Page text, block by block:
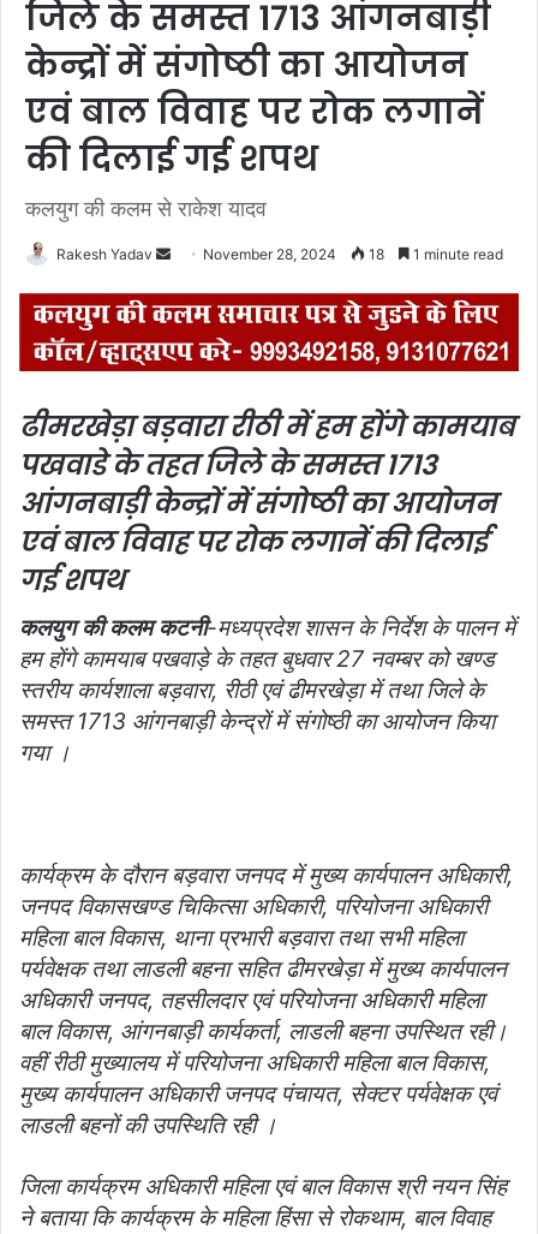
जिले के समस्त 1713 आंगनबाड़ी
केन्द्रों में संगोष्ठी का आयोजन
एवं बाल विवाह पर रोक लगानें
की दिलाई गई शपथ
कलयुग की कलम से राकेश यादव
Rakesh Yadav
n
d
a
e
m
a
i
l
November 28, 2024 18 1 minute read
ढीमरखेड़ा बड़वारा रीठी मेंहम होंगे कामयाब
पखवाडे के तहत जिले के समस्त 1713
आंगनबाड़ी केन्द्रों में संगोष्ठी का आयोजन
एवंबाल विवाह पर रोक लगानें की दिलाई
गई शपथ
कलयुग की कलम कटनी-मध्यप्रदेश शासन के निर्देश के पालन में
हम होंगे कामयाब पखवाड़े के तहत बुधवार 27 नवम्बर को खण्ड
स्तरीय कार्यशाला बड़वारा, रीठी एवं ढीमरखेड़ा में तथा जिले के
समस्त 1713 आंगनबाड़ी केन्द्रों में संगोष्ठी का आयोजन किया
गया ।
कार्यक्रम के दौरान बड़वारा जनपद में मुख्य कार्यपालन अधिकारी,
जनपद विकासखण्ड चिकित्सा अधिकारी, परियोजना अधिकारी
महिला बाल विकास, थाना प्रभारी बड़वारा तथा सभी महिला
पर्यवेक्षक तथा लाडली बहना सहित ढीमरखेड़ा में मुख्य कार्यपालन
अधिकारी जनपद, तहसीलदार एवं परियोजना अधिकारी महिला
बाल विकास, आंगनबाड़ी कार्यकर्ता, लाडली बहना उपस्थित रही।
वहीं रीठी मुख्यालय में परियोजना अधिकारी महिला बाल विकास,
मुख्य कार्यपालन अधिकारी जनपद पंचायत, सेक्टर पर्यवेक्षक एवं
लाडली बहनों की उपस्थिति रही ।
जिला कार्यक्रम अधिकारी महिला एवं बाल विकास श्री नयन सिंह
ने बताया कि कार्यक्रम के महिला हिंसा से रोकथाम, बाल विवाह